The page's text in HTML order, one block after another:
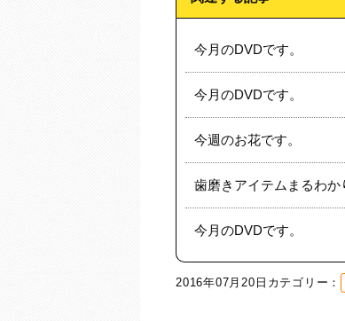
今月のDVDです。
今月のDVDです。
今週のお花です。
歯磨きアイテムまるわ
今月のDVDです。
2016年07月20日 カテゴリー：